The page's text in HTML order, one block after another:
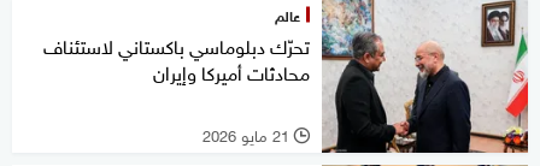
عالم
تحرّك دبلوماسي باكستاني لاستئناف
محادثات أميركا وإيران
l 21 مايو 2026